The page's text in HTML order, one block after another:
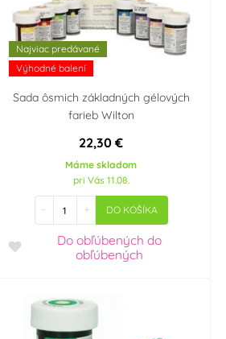
Najviac predávané
Výhodné balení
Sada ôsmich základných gélových
farieb Wilton
22,30 €
Máme skladom
pri Vás 11.08.
- + DO KOŠÍKA
Do obľúbenýchdo
obľúbených